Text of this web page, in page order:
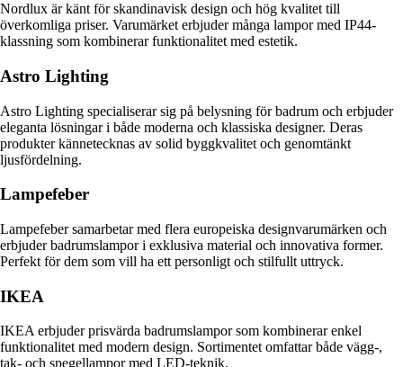
Nordlux är känt för skandinavisk design och hög kvalitet till
överkomliga priser. Varumärket erbjuder många lampor med IP44-
klassning som kombinerar funktionalitet med estetik.
Astro Lighting
Astro Lighting specialiserar sig på belysning för badrum och erbjuder
eleganta lösningar i både moderna och klassiska designer. Deras
produkter kännetecknas av solid byggkvalitet och genomtänkt
ljusfördelning.
Lampefeber
Lampefeber samarbetar med flera europeiska designvarumärken och
erbjuder badrumslampor i exklusiva material och innovativa former.
Perfekt för dem som vill ha ett personligt och stilfullt uttryck.
IKEA
IKEA erbjuder prisvärda badrumslampor som kombinerar enkel
funktionalitet med modern design. Sortimentet omfattar både vägg-,
tak- och spegellampor med LED-teknik.